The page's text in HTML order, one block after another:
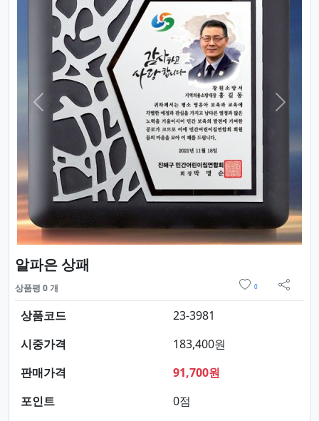
Previous Next
알파은 상패
상품평 0 개 0
sns 공
상품코드
23-3981
시중가격
183,400원
판매가격
91,700원
포인트
0점